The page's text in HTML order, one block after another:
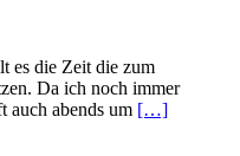
es die Zeit die zum
Da ich noch immer
auch abends um […]